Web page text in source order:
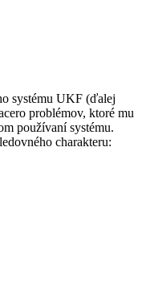
systému UKF (ďalej
problémov, ktoré mu
používaní systému.
charakteru: